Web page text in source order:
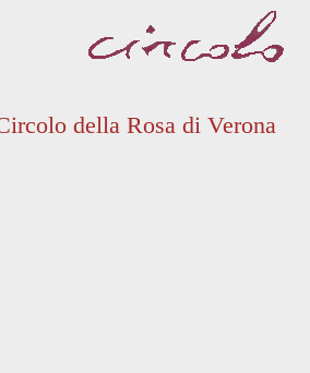
della Rosa di Verona